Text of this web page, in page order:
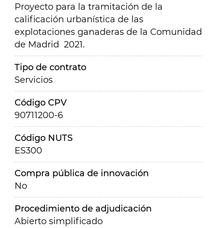
Proyecto para la tramitación de la
calificación urbanística de las
explotaciones ganaderas de la Comunidad
de Madrid 2021.
Tipo de contrato
Servicios
Código CPV
90711200-6
Código NUTS
ES300
Compra pública de innovación
No
Procedimiento de adjudicación
Abierto simplificado